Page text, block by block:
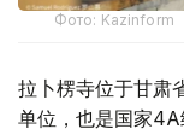
Фото: Kazinform
拉卜楞寺位于甘肃
单位，也是国家